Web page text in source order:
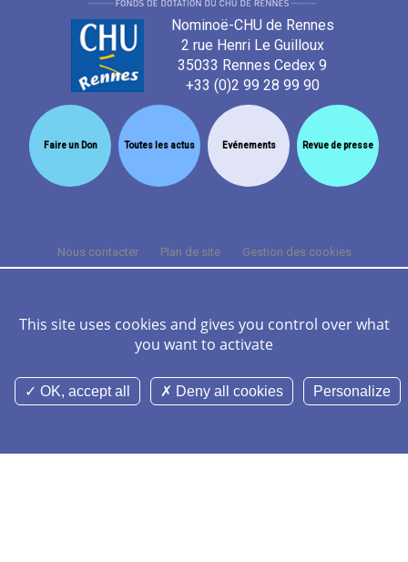
Nominoë-CHU de Rennes
2 rue Henri Le Guilloux
35033 Rennes Cedex 9
+33 (0)2 99 28 99 90
Faire un Don Toutes les actus Evénements Revue de presse
Nous contacter Plan de site
Gestion des cookies
Cookies et données personnelles
Mentions légales
Crédits
©Nominoë CHU Rennes 2026 Tous droits réservés -
This site uses cookies and gives you control over what
you want to activate
OK, accept all Deny all cookies Personalize